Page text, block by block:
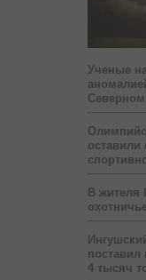
Ученые
Северном
оставили
В жителя
поставил
4 тысяч